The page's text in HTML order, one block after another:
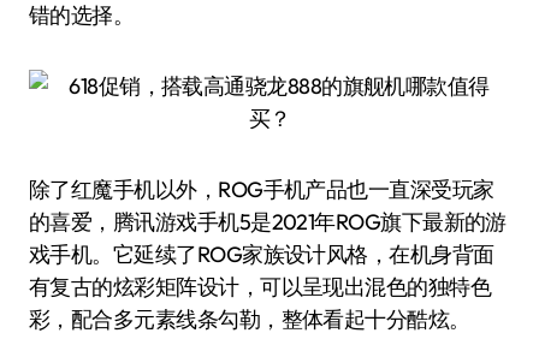
错的选择。
除了红魔手机以外，ROG手机产品也一直深受玩家
的喜爱，腾讯游戏手机5是2021年ROG旗下最新的游
戏手机。它延续了ROG家族设计风格，在机身背面
有复古的炫彩矩阵设计，可以呈现出混色的独特色
彩，配合多元素线条勾勒，整体看起十分酷炫。